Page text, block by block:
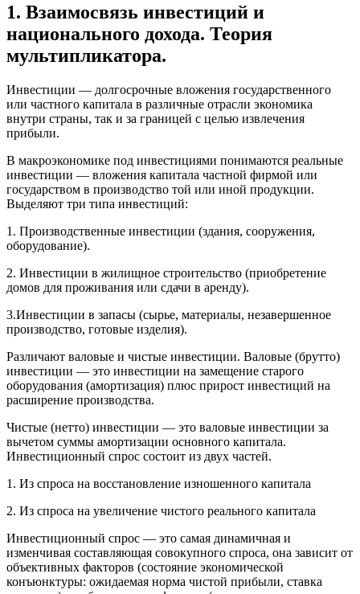
1. Взаимосвязь инвестиций и
национального дохода. Теория
мультипликатора.
Инвестиции — долгосрочные вложения государственного
или частного капитала в различные отрасли экономика
внутри страны, так и за границей с целью извлечения
прибыли.
В макроэкономике под инвестициями понимаются реальные
инвестиции — вложения капитала частной фирмой или
государством в производство той или иной продукции.
Выделяют три типа инвестиций:
1. Производственные инвестиции (здания, сооружения,
оборудование).
2. Инвестиции в жилищное строительство (приобретение
домов для проживания или сдачи в аренду).
3.Инвестиции в запасы (сырье, материалы, незавершенное
производство, готовые изделия).
Различают валовые и чистые инвестиции. Валовые (брутто)
инвестиции — это инвестиции на замещение старого
оборудования (амортизация) плюс прирост инвестиций на
расширение производства.
Чистые (нетто) инвестиции — это валовые инвестиции за
вычетом суммы амортизации основного капитала.
Инвестиционный спрос состоит из двух частей.
1. Из спроса на восстановление изношенного капитала
2. Из спроса на увеличение чистого реального капитала
Инвестиционный спрос — это самая динамичная и
изменчивая составляющая совокупного спроса, она зависит от
объективных факторов (состояние экономической
конъюнктуры: ожидаемая норма чистой прибыли, ставка